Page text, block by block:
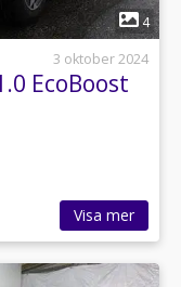
4
3 oktober 2024
EcoBoost
Visa mer